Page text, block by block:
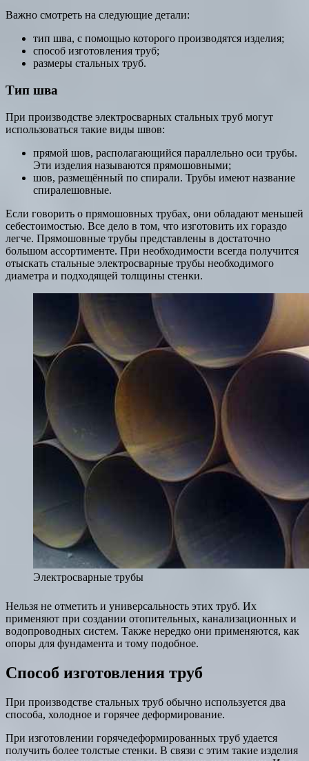
Важно смотреть на следующие детали:
тип шва, с помощью которого производятся изделия;
способ изготовления труб;
размеры стальных труб.
Тип шва
При производстве электросварных стальных труб могут
использоваться такие виды швов:
прямой шов, располагающийся параллельно оси трубы.
Эти изделия называются прямошовными;
шов, размещённый по спирали. Трубы имеют название
спиралешовные.
Если говорить о прямошовных трубах, они обладают меньшей
себестоимостью. Все дело в том, что изготовить их гораздо
легче. Прямошовные трубы представлены в достаточно
большом ассортименте. При необходимости всегда получится
отыскать стальные электросварные трубы необходимого
диаметра и подходящей толщины стенки.
Электросварные трубы
Нельзя не отметить и универсальность этих труб. Их
применяют при создании отопительных, канализационных и
водопроводных систем. Также нередко они применяются, как
опоры для фундамента и тому подобное.
Способ изготовления труб
При производстве стальных труб обычно используется два
способа, холодное и горячее деформирование.
При изготовлении горячедеформированных труб удается
получить более толстые стенки. В связи с этим такие изделия